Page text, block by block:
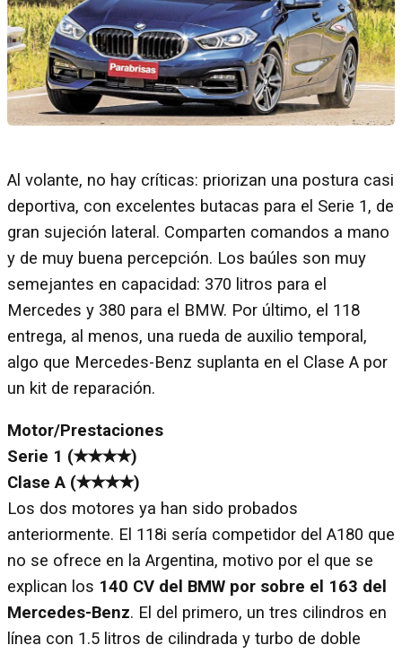
Al volante, no hay críticas: priorizan una postura casi
deportiva, con excelentes butacas para el Serie 1, de
gran sujeción lateral. Comparten comandos a mano
y de muy buena percepción. Los baúles son muy
semejantes en capacidad: 370 litros para el
Mercedes y 380 para el BMW. Por último, el 118
entrega, al menos, una rueda de auxilio temporal,
algo que Mercedes-Benz suplanta en el Clase A por
un kit de reparación.
Motor/Prestaciones
Serie 1 (✭✭✭✭)
Clase A (✭✭✭✭)
Los dos motores ya han sido probados
anteriormente. El 118i sería competidor del A180 que
no se ofrece en la Argentina, motivo por el que se
explican los 140 CV del BMW por sobre el 163 del
Mercedes-Benz. El del primero, un tres cilindros en
línea con 1.5 litros de cilindrada y turbo de doble